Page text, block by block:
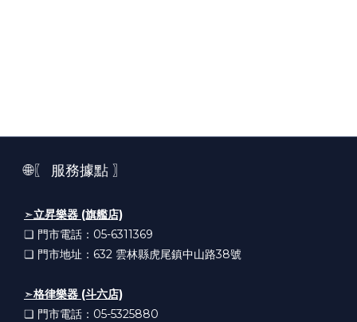
🌐〖 服務據點 〗
➣立昇樂器 (旗艦店)
❏ 門市電話：05-6311369
❏ 門市地址：632 雲林縣虎尾鎮中山路38號
➣格律樂器 (斗六店)
❏ 門市電話：05-5325880